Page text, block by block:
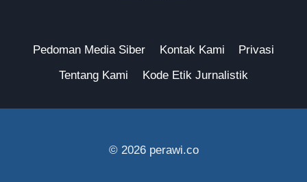
Pedoman Media Siber Kontak Kami
Privasi
Tentang Kami
Kode Etik Jurnalistik
© 2026 perawi.co